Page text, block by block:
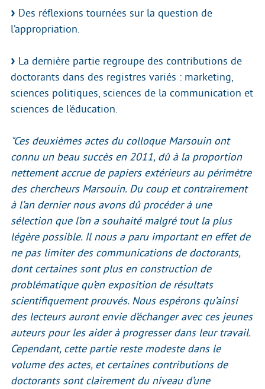
Des réflexions tournées sur la question de
l’appropriation.
La dernière partie regroupe des contributions de
doctorants dans des registres variés : marketing,
sciences politiques, sciences de la communication et
sciences de l’éducation.
"Ces deuxièmes actes du colloque Marsouin ont
connu un beau succès en 2011, dû à la proportion
nettement accrue de papiers extérieurs au périmètre
des chercheurs Marsouin. Du coup et contrairement
à l’an dernier nous avons dû procéder à une
sélection que l’on a souhaité malgré tout la plus
légère possible. Il nous a paru important en effet de
ne pas limiter des communications de doctorants,
dont certaines sont plus en construction de
problématique qu’en exposition de résultats
scientifiquement prouvés. Nous espérons qu’ainsi
des lecteurs auront envie d’échanger avec ces jeunes
auteurs pour les aider à progresser dans leur travail.
Cependant, cette partie reste modeste dans le
volume des actes, et certaines contributions de
doctorants sont clairement du niveau d’une